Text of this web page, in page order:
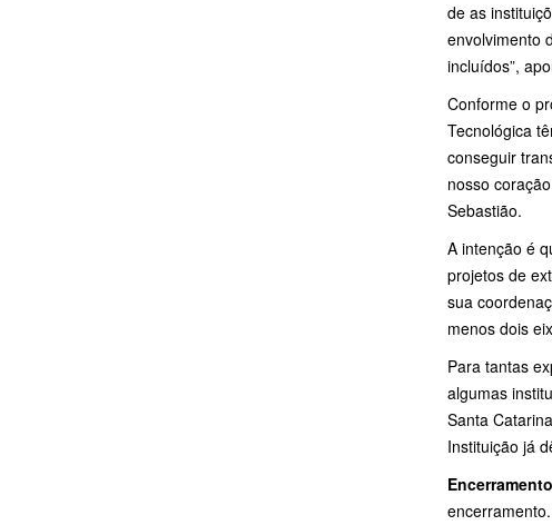
de as
envolvimento
incluídos”,
Conforme o
Tecnológica
conseguir
nosso
Sebastião.
A intenção é
projetos de
sua
menos dois
Para tantas
algumas
Santa
Instituição já